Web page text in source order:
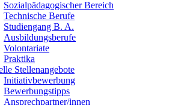
Sozialpädagogischer Bereich
Technische Berufe
Studiengang B. A.
Ausbildungsberufe
Volontariate
Praktika
Stellenangebote
Initiativbewerbung
Bewerbungstipps
Ansprechpartner/innen